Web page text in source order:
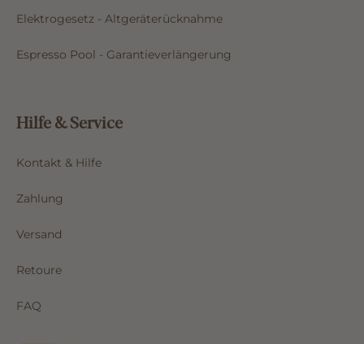
Elektrogesetz - Altgeräterücknahme
Espresso Pool - Garantieverlängerung
Hilfe & Service
Kontakt & Hilfe
Zahlung
Versand
Retoure
FAQ